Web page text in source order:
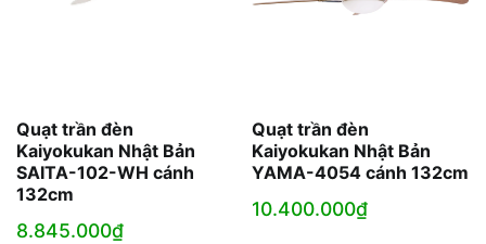
Quạt trần đèn
Kaiyokukan Nhật Bản
SAITA-102-WH cánh
132cm
8.845.000₫
Quạt trần đèn
Kaiyokukan Nhật Bản
YAMA-4054 cánh 132cm
10.400.000₫